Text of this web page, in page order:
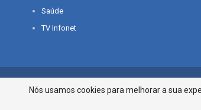
Saúde
TV Infonet
© 2026 - O que é notícia em Sergipe. Todos os
Nós usamos cookies para melhorar a sua